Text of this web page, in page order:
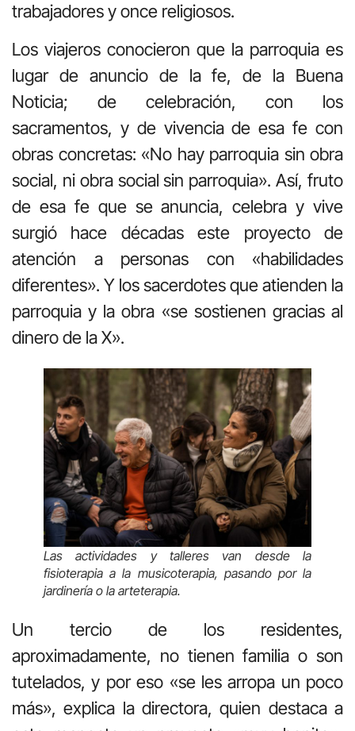
trabajadores y once religiosos.
Los viajeros conocieron que la parroquia es
lugar de anuncio de la fe, de la Buena
Noticia; de celebración, con los
sacramentos, y de vivencia de esa fe con
obras concretas: «No hay parroquia sin obra
social, ni obra social sin parroquia». Así, fruto
de esa fe que se anuncia, celebra y vive
surgió hace décadas este proyecto de
atención a personas con «habilidades
diferentes». Y los sacerdotes que atienden la
parroquia y la obra «se sostienen gracias al
dinero de la X».
Las actividades y talleres van desde la
fisioterapia a la musicoterapia, pasando por la
jardinería o la arteterapia.
Un tercio de los residentes,
aproximadamente, no tienen familia o son
tutelados, y por eso «se les arropa un poco
más», explica la directora, quien destaca a